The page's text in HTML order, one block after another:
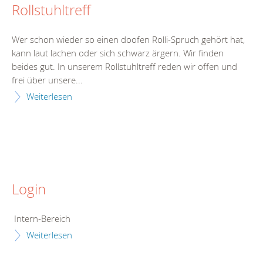
Rollstuhltreff
Wer schon wieder so einen doofen Rolli-Spruch gehört hat,
kann laut lachen oder sich schwarz ärgern. Wir finden
beides gut. In unserem Rollstuhltreff reden wir offen und
frei über unsere...
Weiterlesen
Login
Intern-Bereich
Weiterlesen